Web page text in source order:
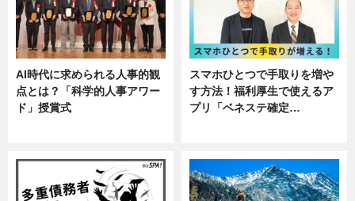
AI時代に求められる人事的観
点とは？「科学的人事アワー
ド」授賞式
スマホひとつで手取りを増や
す方法！福利厚生で使えるア
プリ「ベネステ確定…